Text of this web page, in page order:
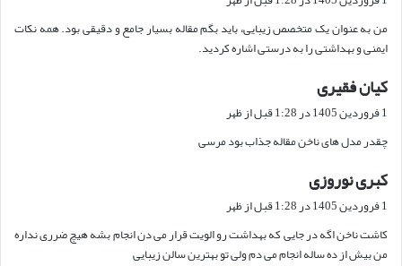
ت
:
من به عنوان یک متخصص زیبایی، باید بگم مقاله بسیار جامع و دقیقی بود. همه نکات
ایمنی و بهداشتی را به درستی اشاره کردید.
کیان فقیری
ف
:
1 فروردین 1405 در 1:28 قبل از ظهر
چقدر مدل های ناخن مقاله جذاب بود مرسی
کبری نوروزی
ت
:
1 فروردین 1405 در 1:28 قبل از ظهر
کاشت ناخن اگه در جایی که بهداشت رو الویت قرار می دن انجام بشه هیچ ضرری نداره
من بیش از ده ساله انجام می دم ولی تو بهترین سالن زیبایی